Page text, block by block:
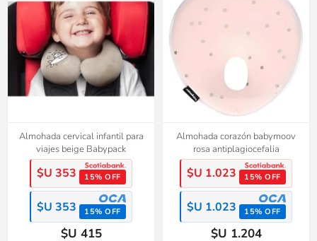
Almohada cervical infantil para
viajes beige Babypack
$U 353 15% OFF
$U 353 15% OFF
$U 415
Almohada corazón babymoov
rosa antiplagiocefalia
$U 1.023 15% OFF
$U 1.023 15% OFF
$U 1.204